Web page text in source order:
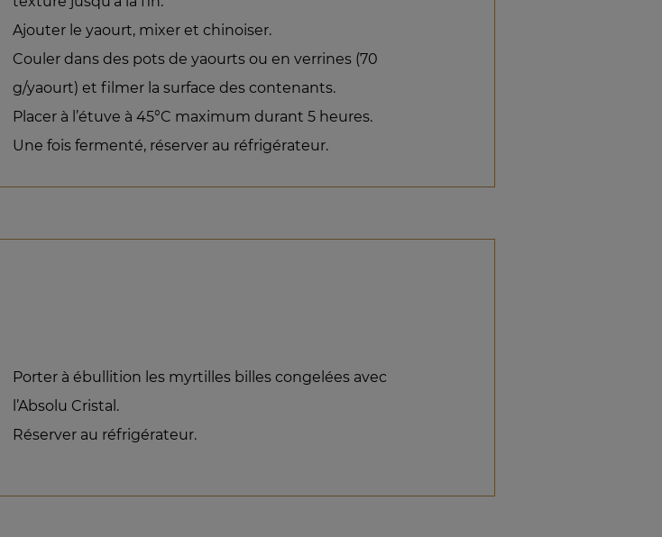
Ajouter le yaourt, mixer et chinoiser.
Couler dans des pots de yaourts ou en verrines (70
g/yaourt) et filmer la surface des contenants.
Placer à l’étuve à 45°C maximum durant 5 heures.
Une fois fermenté, réserver au réfrigérateur.
Porter à ébullition les myrtilles billes congelées avec
l’Absolu Cristal.
Réserver au réfrigérateur.